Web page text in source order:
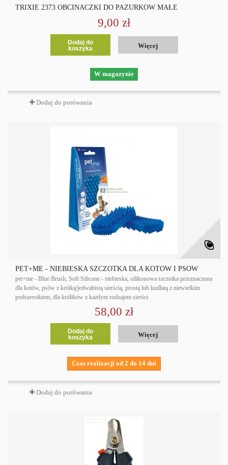
TRIXIE 2373 OBCINACZKI DO PAZURKÓW MAŁE
9,00 zł
Dodaj do
koszyka
Więcej
W magazynie
Dodaj do porówania
PET+ME - NIEBIESKA SZCZOTKA DLA KOTÓW I PSÓW
pet+me - Blue Brush, Soft Silicone - niebieska, silikonowa szczotka przeznaczona
dla kotów, psów z krótką/jedwabistą sierścią, prostą lub kudłatą z niewielkim
podszerstkiem, dla królików z każdym rodzajem sierści.
58,00 zł
Dodaj do
koszyka
Więcej
Czas realizacji od 2 do 14 dni
Dodaj do porówania